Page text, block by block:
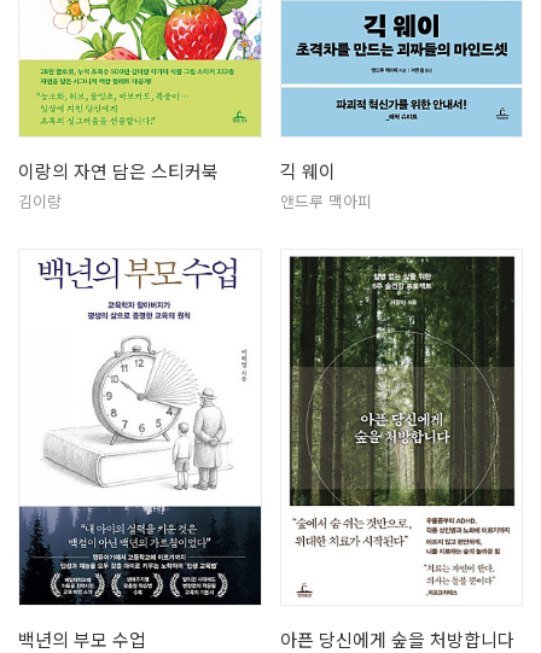
이랑의 자연 담은 스티커북
김이랑
긱 웨이
앤드루 맥아피
백년의 부모 수업 아픈 당신에게 숲을 처방합니다